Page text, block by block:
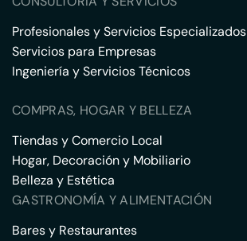
Profesionales y Servicios Especializados
Servicios para Empresas
Ingeniería y Servicios Técnicos
COMPRAS, HOGAR Y BELLEZA
Tiendas y Comercio Local
Hogar, Decoración y Mobiliario
Belleza y Estética
GASTRONOMÍA Y ALIMENTACIÓN
Bares y Restaurantes